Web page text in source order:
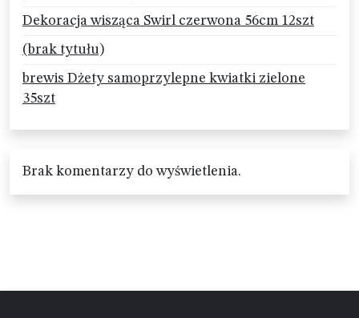
Dekoracja wisząca Swirl czerwona 56cm 12szt
(brak tytułu)
brewis Dżety samoprzylepne kwiatki zielone
35szt
Brak komentarzy do wyświetlenia.